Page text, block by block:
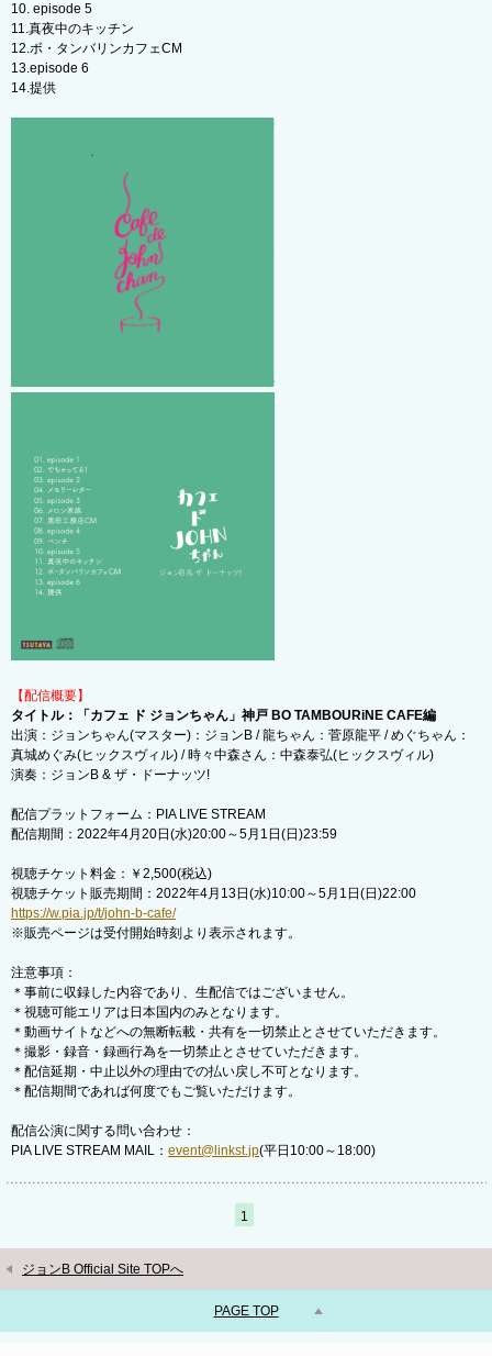
10. episode 5
11.真夜中のキッチン
12.ボ・タンバリンカフェCM
13.episode 6
14.提供
【配信概要】
タイトル：「カフェ ド ジョンちゃん」神戸 BO TAMBOURiNE CAFE編
出演：ジョンちゃん(マスター)：ジョンB / 龍ちゃん：菅原龍平 / めぐちゃん：
真城めぐみ(ヒックスヴィル) / 時々中森さん：中森泰弘(ヒックスヴィル)
演奏：ジョンB & ザ・ドーナッツ!
配信プラットフォーム：PIA LIVE STREAM
配信期間：2022年4月20日(水)20:00～5月1日(日)23:59
視聴チケット料金：￥2,500(税込)
視聴チケット販売期間：2022年4月13日(水)10:00～5月1日(日)22:00
https://w.pia.jp/t/john-b-cafe/
※販売ページは受付開始時刻より表示されます。
注意事項：
＊事前に収録した内容であり、生配信ではございません。
＊視聴可能エリアは日本国内のみとなります。
＊動画サイトなどへの無断転載・共有を一切禁止とさせていただきます。
＊撮影・録音・録画行為を一切禁止とさせていただきます。
＊配信延期・中止以外の理由での払い戻し不可となります。
＊配信期間であれば何度でもご覧いただけます。
配信公演に関する問い合わせ：
PIA LIVE STREAM MAIL： event@linkst.jp(平日10:00～18:00)
1
ジョンB Official Site TOPへ
PAGE TOP